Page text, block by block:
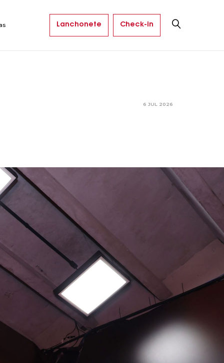
Lanchonete Check-in
6 JUL 2026